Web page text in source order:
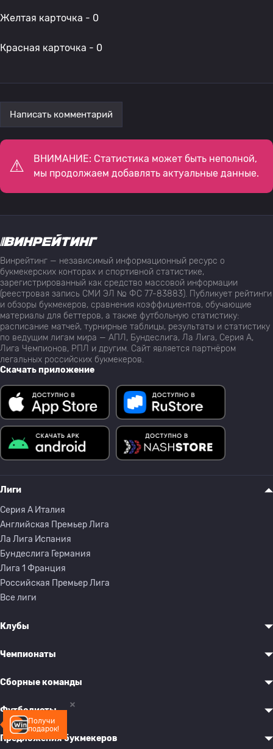
Желтая карточка - 0
Красная карточка - 0
Написать комментарий
ВНИМАНИЕ: Статистика может быть неполной,
мы продолжаем добавлять актуальные данные.
Получи
подарок!
Винрейтинг — независимый информационный ресурс о
букмекерских конторах и спортивной статистике,
зарегистрированный как средство массовой информации
(реестровая запись СМИ ЭЛ № ФС 77-83883). Публикует рейтинги
и обзоры букмекеров, сравнения коэффициентов, обучающие
материалы для беттеров, а также футбольную статистику:
расписание матчей, турнирные таблицы, результаты и статистику
по ведущим лигам мира — АПЛ, Бундеслига, Ла Лига, Серия А,
Лига Чемпионов, РПЛ и другим. Сайт является партнёром
легальных российских букмекеров.
Скачать приложение
Лиги
Серия A Италия
Английская Премьер Лига
Ла Лига Испания
Бундеслига Германия
Лига 1 Франция
Российская Премьер Лига
Все лиги
Клубы
Чемпионаты
Сборные команды
Футболисты
Предложения букмекеров